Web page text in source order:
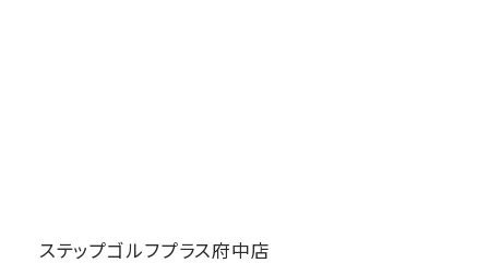
ステップゴルフプラス府中店